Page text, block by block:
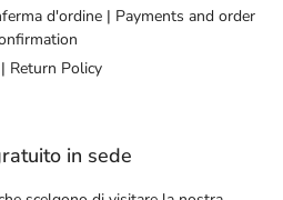
d'ordine | Payments and order
Return Policy
in sede